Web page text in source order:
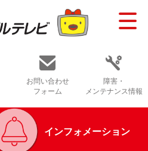
お問い合わせ
フォーム
障害・
メンテナンス情報
インフォメーション